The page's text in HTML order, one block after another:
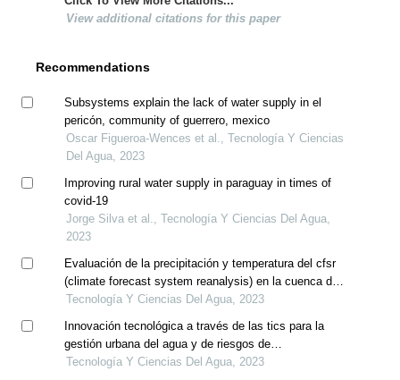
View additional citations for this paper
Recommendations
Subsystems explain the lack of water supply in el
pericón, community of guerrero, mexico
Oscar Figueroa-Wences et al., Tecnología Y Ciencias
Del Agua, 2023
Improving rural water supply in paraguay in times of
covid-19
Jorge Silva et al., Tecnología Y Ciencias Del Agua,
2023
Evaluación de la precipitación y temperatura del cfsr
(climate forecast system reanalysis) en la cuenca del
río mayo
Tecnología Y Ciencias Del Agua, 2023
Innovación tecnológica a través de las tics para la
gestión urbana del agua y de riesgos de
precipitaciones extremas
Tecnología Y Ciencias Del Agua, 2023